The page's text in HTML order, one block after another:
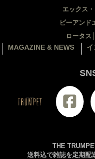
エックス
ビーアンド
ロータス
MAGAZINE & NEWS
THE
送料込で雑誌を定期配